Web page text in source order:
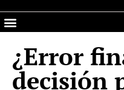
¿Error
decisión